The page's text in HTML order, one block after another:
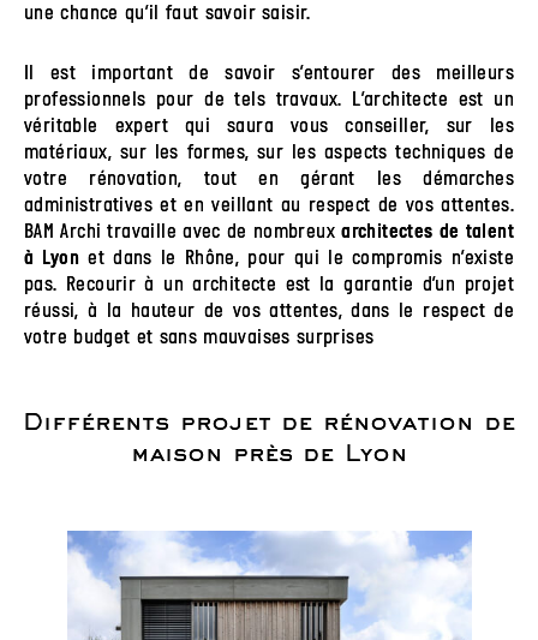
une chance qu’il faut savoir saisir.
Il est important de savoir s’entourer des meilleurs
professionnels pour de tels travaux. L’architecte est un
véritable expert qui saura vous conseiller, sur les
matériaux, sur les formes, sur les aspects techniques de
votre rénovation, tout en gérant les démarches
administratives et en veillant au respect de vos attentes.
BAM Archi travaille avec de nombreuxarchitectes de talent
à Lyon et dans le Rhône, pour qui le compromis n’existe
pas. Recourir à un architecte est la garantie d’un projet
réussi, à la hauteur de vos attentes, dans le respect de
votre budget et sans mauvaises surprises
Différents projet de rénovation de
maison près de Lyon